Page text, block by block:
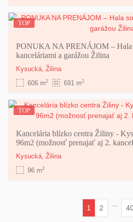
TOP
PONUKA NA PRENÁJOM – Hala
kanceláriami a garážou Žilina
Kysucká, Žilina
606 m2 691 m2
TOP
Kancelária blízko centra Žiliny -
96m2 (možnosť prenajať aj 2.
Kysucká, Žilina
96 m2
1
2